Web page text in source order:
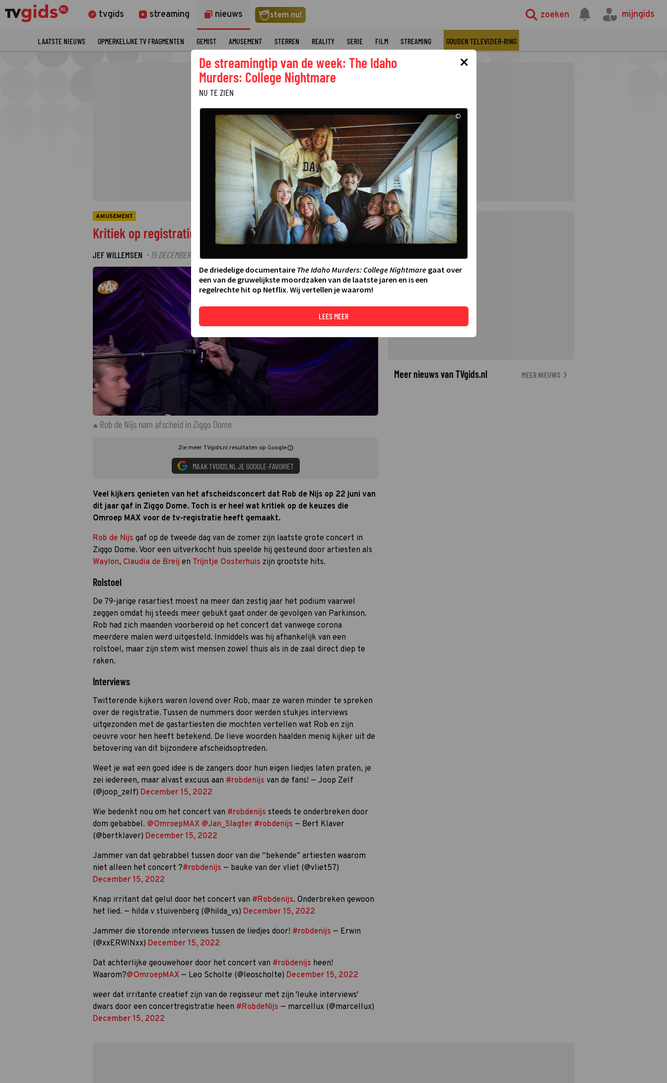
tvgids streaming nieuws stem nu! zoeken mijngids
LAATSTE NIEUWS OPMERKELIJKE TV FRAGMENTEN GEMIST AMUSEMENT STERREN REALITY SERIE FILM STREAMING GOUDEN TELEVIZIER-RING
AMUSEMENT
Kritiek op registratie afscheidsconcert Rob de Nijs
JEF WILLEMSEN · 15 DECEMBER 2022 21:25
©
Rob de Nijs nam afscheid in Ziggo Dome
Zie meer TVgids.nl resultaten op Google
MAAK TVGIDS.NL JE GOOGLE-FAVORIET
Veel kijkers genieten van het afscheidsconcert dat Rob de Nijs op 22 juni van
dit jaar gaf in Ziggo Dome. Toch is er heel wat kritiek op de keuzes die
Omroep MAX voor de tv-registratie heeft gemaakt.
Rob de Nijs gaf op de tweede dag van de zomer zijn laatste grote concert in
Ziggo Dome. Voor een uitverkocht huis speelde hij gesteund door artiesten als
Waylon, Claudia de Breij en Trijntje Oosterhuis zijn grootste hits.
Rolstoel
De 79-jarige rasartiest moest na meer dan zestig jaar het podium vaarwel
zeggen omdat hij steeds meer gebukt gaat onder de gevolgen van Parkinson.
Rob had zich maanden voorbereid op het concert dat vanwege corona
meerdere malen werd uitgesteld. Inmiddels was hij afhankelijk van een
rolstoel, maar zijn stem wist mensen zowel thuis als in de zaal direct diep te
raken.
Interviews
Twitterende kijkers waren lovend over Rob, maar ze waren minder te spreken
over de registratie. Tussen de nummers door werden stukjes interviews
uitgezonden met de gastartiesten die mochten vertellen wat Rob en zijn
oeuvre voor hen heeft betekend. De lieve woorden haalden menig kijker uit de
betovering van dit bijzondere afscheidsoptreden.
Weet je wat een goed idee is de zangers door hun eigen liedjes laten praten, je
zei iedereen, maar alvast excuus aan #robdenijs van de fans! — Joop Zelf
(@joop_zelf) December 15, 2022
Wie bedenkt nou om het concert van #robdenijs steeds te onderbreken door
dom gebabbel. @OmroepMAX @Jan_Slagter #robdenijs — Bert Klaver
(@bertklaver) December 15, 2022
Jammer van dat gebrabbel tussen door van die “bekende” artiesten waarom
niet alleen het concert ?#robdenijs — bauke van der vliet (@vliet57)
December 15, 2022
Knap irritant dat gelul door het concert van #Robdenijs. Onderbreken gewoon
het lied. — hilda v stuivenberg (@hilda_vs) December 15, 2022
Jammer die storende interviews tussen de liedjes door! #robdenijs — Erwin
(@xxERWINxx) December 15, 2022
Dat achterlijke geouwehoer door het concert van #robdenijs heen!
Waarom?@OmroepMAX — Leo Scholte (@leoscholte) December 15, 2022
weer dat irritante creatief zijn van de regisseur met zijn 'leuke interviews'
dwars door een concertregistratie heen #RobdeNijs — marcellux (@marcellux)
December 15, 2022
Meer nieuws van TVgids.nl MEER NIEUWS
×
De streamingtip van de week: The Idaho
Murders: College Nightmare
NU TE ZIEN
©
De driedelige documentaire The Idaho Murders: College Nightmaregaat over
een van de gruwelijkste moordzaken van de laatste jaren en is een
regelrechte hit op Netflix. Wij vertellen je waarom!
LEES MEER